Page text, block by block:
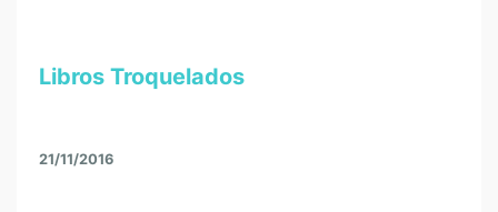
Libros Troquelados
21/11/2016